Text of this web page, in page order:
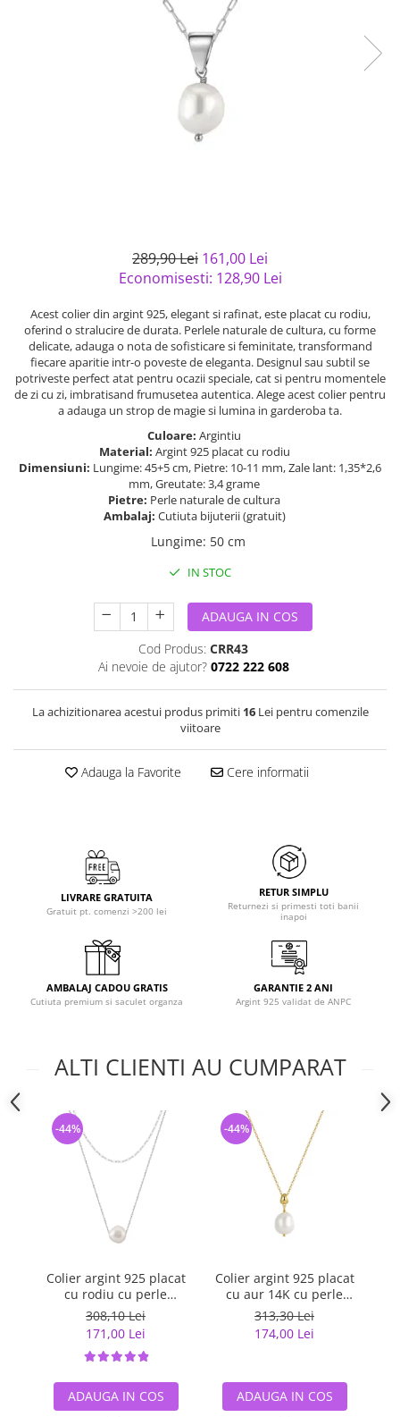
289,90 Lei 161,00 Lei
Economisesti: 128,90 Lei
Acest colier din argint 925, elegant si rafinat, este placat cu rodiu,
oferind o stralucire de durata. Perlele naturale de cultura, cu forme
delicate, adauga o nota de sofisticare si feminitate, transformand
fiecare aparitie intr-o poveste de eleganta. Designul sau subtil se
potriveste perfect atat pentru ocazii speciale, cat si pentru momentele
de zi cu zi, imbratisand frumusetea autentica. Alege acest colier pentru
a adauga un strop de magie si lumina in garderoba ta.
Culoare: Argintiu
Material: Argint 925 placat cu rodiu
Dimensiuni: Lungime: 45+5 cm, Pietre: 10-11 mm, Zale lant: 1,35*2,6
mm, Greutate: 3,4 grame
Pietre: Perle naturale de cultura
Ambalaj: Cutiuta bijuterii (gratuit)
Lungime: 50 cm
IN STOC
ADAUGA IN COS
Cod Produs: CRR43
Ai nevoie de ajutor? 0722 222 608
La achizitionarea acestui produs primiti 16Lei pentru comenzile
viitoare
Adauga la Favorite Cere informatii
LIVRARE GRATUITA
Gratuit pt. comenzi >200 lei
RETUR SIMPLU
Returnezi si primesti toti banii
inapoi
AMBALAJ CADOU GRATIS
Cutiuta premium si saculet organza
GARANTIE 2 ANI
Argint 925 validat de ANPC
ALTI CLIENTI AU CUMPARAT
Colier argint 925 placat
cu rodiu cu perle
naturale
308,10 Lei
171,00 Lei
-44%
ADAUGA IN COS
Colier argint 925 placat
cu aur 14K cu perle
naturale
313,30 Lei
174,00 Lei
-44%
ADAUGA IN COS